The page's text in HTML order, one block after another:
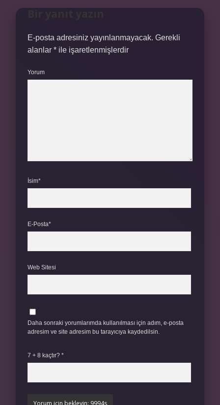
E-posta adresiniz yayınlanmayacak. Gerekli
alanlar * ile işaretlenmişlerdir
Yorum
İsim*
E-Posta*
Web Sitesi
Daha sonraki yorumlarımda kullanılması için adım, e-posta
adresim ve site adresim bu tarayıcıya kaydedilsin.
7 + 8 kaçtır? *